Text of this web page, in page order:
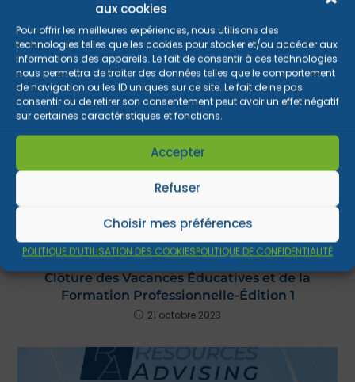
aux cookies
Pour offrir les meilleures expériences, nous utilisons des
technologies telles que les cookies pour stocker et/ou accéder aux
informations des appareils. Le fait de consentir à ces technologies
nous permettra de traiter des données telles que le comportement
de navigation ou les ID uniques sur ce site. Le fait de ne pas
consentir ou de retirer son consentement peut avoir un effet négatif
sur certaines caractéristiques et fonctions.
Accepter
Refuser
Choisir mes préférences
POLITIQUE D’UTILISATION DES COOKIESPOLITIQUE DE CONFIDENTIALITÉ
PROMOTION 1 : Dernier cours en présentiel et
24 mai 2023
Clôture des Vacances Éducatives et de la
Formation Professionnelle-Édition 1
21 octobre 2023